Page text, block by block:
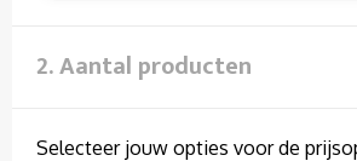
2. Aantal producten
Selecteer jouw opties voor de